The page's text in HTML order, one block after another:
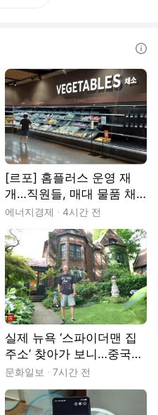
[르포] 홈플러스 운영 재
개…직원들, 매대 물품 채
우기 ‘분주’
에너지경제 4시간 전
실제 뉴욕 ‘스파이더맨 집
주소’ 찾아가 보니…중국인
이 살고 있었다
문화일보 7시간 전